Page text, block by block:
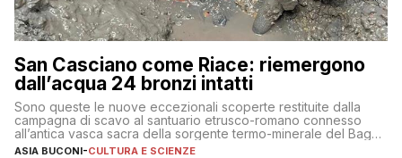
San Casciano come Riace: riemergono
dall’acqua 24 bronzi intatti
Sono queste le nuove eccezionali scoperte restituite dalla
campagna di scavo al santuario etrusco-romano connesso
all’antica vasca sacra della sorgente termo-minerale del Bagno
Grande
ASIA BUCONI-CULTURA E SCIENZE